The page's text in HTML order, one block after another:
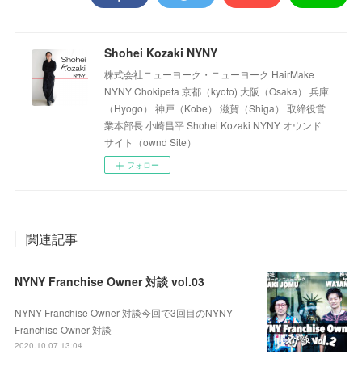
Shohei Kozaki NYNY
株式会社ニューヨーク・ニューヨーク HairMake
NYNY Chokipeta 京都（kyoto) 大阪（Osaka） 兵庫
（Hyogo） 神戸（Kobe） 滋賀（Shiga） 取締役営
業本部長 小崎昌平 Shohei Kozaki NYNY オウンド
サイト（ownd Site）
フォロー
関連記事
NYNY Franchise Owner 対談 vol.03
NYNY Franchise Owner 対談今回で3回目のNYNY
Franchise Owner 対談
2020.10.07 13:04